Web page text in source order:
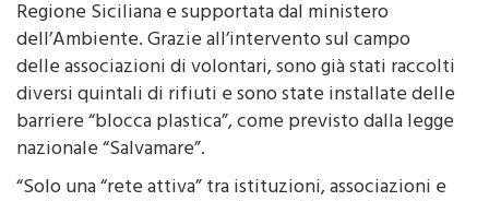
dell’Ambiente. Grazie all’intervento sul campo
delle associazioni di volontari, sono già stati raccolti
diversi quintali di rifiuti e sono state installate delle
barriere “blocca plastica”, come previsto dalla legge
nazionale “Salvamare”.
“Solo una “rete attiva” tra istituzioni, associazioni e
società di smaltimento può garantire dei risultati –